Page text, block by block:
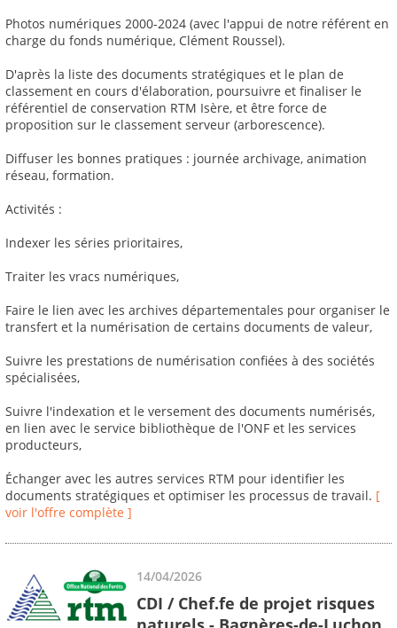
Photos numériques 2000-2024 (avec l'appui de notre référent en
charge du fonds numérique, Clément Roussel).
D'après la liste des documents stratégiques et le plan de
classement en cours d'élaboration, poursuivre et finaliser le
référentiel de conservation RTM Isère, et être force de
proposition sur le classement serveur (arborescence).
Diffuser les bonnes pratiques : journée archivage, animation
réseau, formation.
Activités :
Indexer les séries prioritaires,
Traiter les vracs numériques,
Faire le lien avec les archives départementales pour organiser le
transfert et la numérisation de certains documents de valeur,
Suivre les prestations de numérisation confiées à des sociétés
spécialisées,
Suivre l'indexation et le versement des documents numérisés,
en lien avec le service bibliothèque de l'ONF et les services
producteurs,
Échanger avec les autres services RTM pour identifier les
documents stratégiques et optimiser les processus de travail. [
voir l'offre complète ]
14/04/2026
CDI / Chef.fe de projet risques